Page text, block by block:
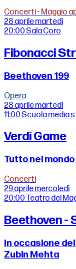
Concerti- Maggio
28 aprilemartedì
20:00 Sala Coro
Fibonacci
Beethoven 199
Opera
28 aprilemartedì
11:00 Scuola media
Verdi Game
Tutto nel
Concerti
29 aprilemercoledì
20:00 Teatro del
Beethoven -
In occasione
Zubin Mehta